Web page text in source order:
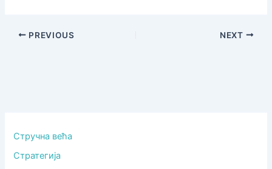
PREVIOUS NEXT
Стручна већа
Стратегија